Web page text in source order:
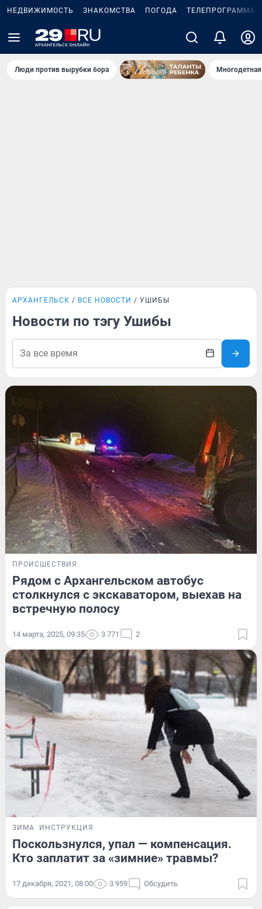
НЕДВИЖИМОСТЬ ЗНАКОМСТВА ПОГОДА ТЕЛЕПРОГРАММА
Люди против вырубки бора
АРХАНГЕЛЬСК ВСЕ НОВОСТИ УШИБЫ
Новости по тэгу Ушибы
ПРОИСШЕСТВИЯ
Рядом с Архангельском автобус
столкнулся с экскаватором, выехав на
встречную полосу
14 марта, 2025, 09:35 3 771 2
ЗИМА ИНСТРУКЦИЯ
Поскользнулся, упал — компенсация.
Кто заплатит за «зимние» травмы?
17 декабря, 2021, 08:00 3 959 Обсудить